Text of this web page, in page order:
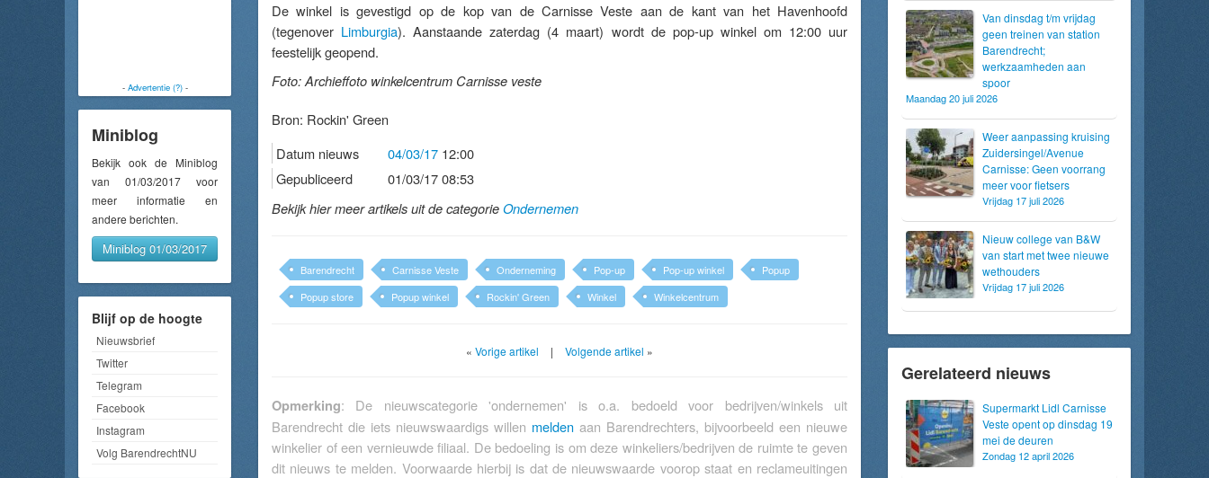
- Advertentie (?)-
Miniblog
Bekijk ook de Miniblog
van 01/03/2017 voor
meer informatie en
andere berichten.
Miniblog 01/03/2017
Blijf op de hoogte
Nieuwsbrief
Twitter
Telegram
Facebook
Instagram
Volg BarendrechtNU
De winkel is gevestigd op de kop van de Carnisse Veste aan de kant van het Havenhoofd
(tegenover Limburgia). Aanstaande zaterdag (4 maart) wordt de pop-up winkel om 12:00 uur
feestelijk geopend.
Foto: Archieffoto winkelcentrum Carnisse veste
Bron: Rockin' Green
Datum nieuws
04/03/17 12:00
Gepubliceerd
01/03/17 08:53
Bekijk hier meer artikels uit de categorie Ondernemen
Barendrecht Carnisse Veste Onderneming Pop-up Pop-up winkel
Popup
Popup store
Popup winkel Rockin' Green Winkel Winkelcentrum
« Vorige artikel | Volgende artikel »
Opmerking: De nieuwscategorie 'ondernemen' is o.a. bedoeld voor bedrijven/winkels uit
Barendrecht die iets nieuwswaardigs willen melden aan Barendrechters, bijvoorbeeld een nieuwe
winkelier of een vernieuwde filiaal. De bedoeling is om deze winkeliers/bedrijven de ruimte te geven
dit nieuws te melden. Voorwaarde hierbij is dat de nieuwswaarde voorop staat en reclameuitingen
Van dinsdag t/m vrijdag
geen treinen van station
Barendrecht;
werkzaamheden aan
spoor
Maandag 20 juli 2026
Weer aanpassing kruising
Zuidersingel/Avenue
Carnisse: Geen voorrang
meer voor fietsers
Vrijdag 17 juli 2026
Nieuw college van B&W
van start met twee nieuwe
wethouders
Vrijdag 17 juli 2026
Gerelateerd nieuws
Supermarkt Lidl Carnisse
Veste opent op dinsdag 19
mei de deuren
Zondag 12 april 2026